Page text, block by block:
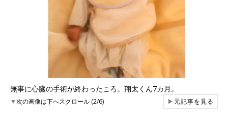
無事に心臓の手術が終わったころ。翔太くん7カ月。
▼次の画像は下へスクロール (2/6) ▶元記事を見る